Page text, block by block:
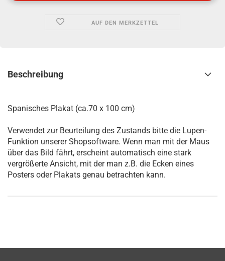
AUF DEN MERKZETTEL
Beschreibung
Spanisches Plakat (ca.70 x 100 cm)
Verwendet zur Beurteilung des Zustands bitte die Lupen-
Funktion unserer Shopsoftware. Wenn man mit der Maus
über das Bild fährt, erscheint automatisch eine stark
vergrößerte Ansicht, mit der man z.B. die Ecken eines
Posters oder Plakats genau betrachten kann.